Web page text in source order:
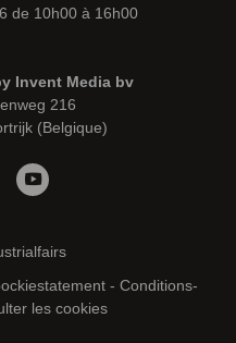
de 10h00 à 16h00
Invent Media bv
216
(Belgique)
- Conditions-
les cookies